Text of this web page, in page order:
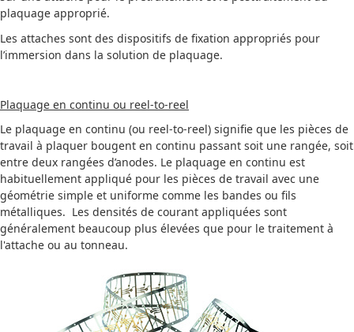
plaquage approprié.
Les attaches sont des dispositifs de fixation appropriés pour
l’immersion dans la solution de plaquage.
Plaquage en continu ou reel-to-reel
Le plaquage en continu (ou reel-to-reel) signifie que les pièces de
travail à plaquer bougent en continu passant soit une rangée, soit
entre deux rangées d’anodes. Le plaquage en continu est
habituellement appliqué pour les pièces de travail avec une
géométrie simple et uniforme comme les bandes ou fils
métalliques. Les densités de courant appliquées sont
généralement beaucoup plus élevées que pour le traitement à
l'attache ou au tonneau.